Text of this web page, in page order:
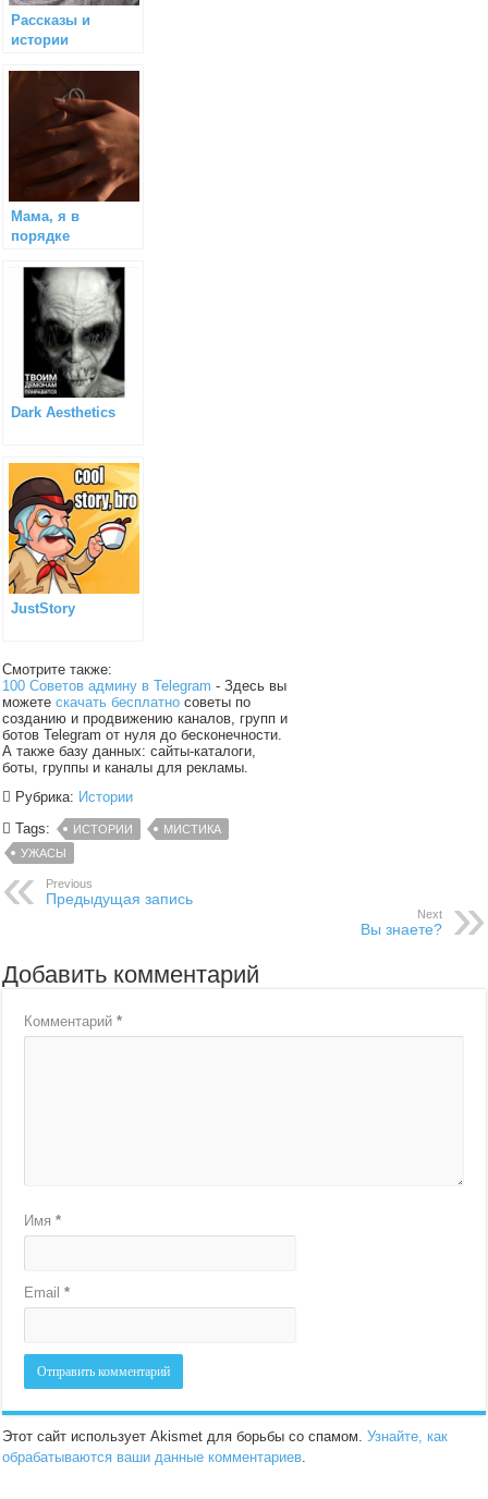
Рассказы и
истории
Мама, я в
порядке
Dark Aesthetics
JustStory
Смотрите также:
100 Советов админу в Telegram - Здесь вы
можетескачать бесплатно советы по
созданию и продвижению каналов, групп и
ботов Telegram от нуля до бесконечности.
А также базу данных: сайты-каталоги,
боты, группы и каналы для рекламы.
Рубрика: Истории
Tags:
ИСТОРИИ
МИСТИКА
УЖАСЫ
Previous
Предыдущая запись
Next
Вы знаете?
Добавить комментарий
Комментарий*
Имя*
Email*
Этот сайт использует Akismet для борьбы со спамом.Узнайте, как
обрабатываются ваши данные комментариев.